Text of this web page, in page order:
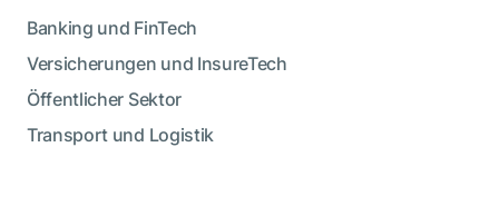
Banking und FinTech
Versicherungen und InsureTech
Öffentlicher Sektor
Transport und Logistik